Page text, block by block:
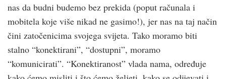
nas da budni budemo bez prekida (poput računala i
mobitela koje više nikad ne gasimo!), jer nas na taj način
čini zatočenicima svojega svijeta. Tako moramo biti
stalno “konektirani”, “dostupni”, moramo
“komunicirati”. “Konektiranost” vlada nama, određuje